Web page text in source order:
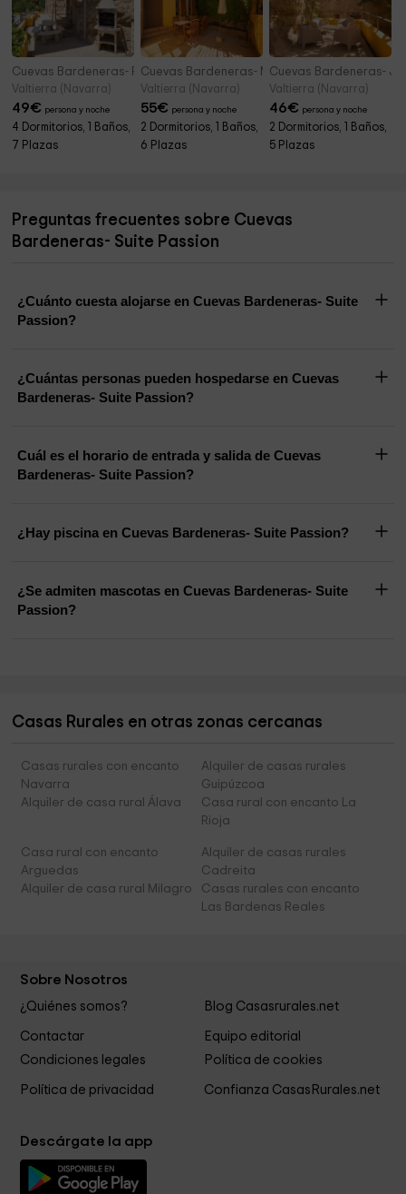
Cuevas Bardeneras- Premium Palomar
Valtierra (Navarra)
49€ persona y noche
4 Dormitorios, 1 Baños,
7 Plazas
Cuevas Bardeneras- Mochuelo Familiar
Valtierra (Navarra)
55€ persona y noche
2 Dormitorios, 1 Baños,
6 Plazas
Cuevas Bardeneras-
Valtierra (Navarra)
46€ persona y noche
2 Dormitorios, 1 Baños,
5 Plazas
Preguntas frecuentes sobre Cuevas
Bardeneras- Suite Passion
¿Cuánto cuesta alojarse en Cuevas Bardeneras- Suite
Passion?
¿Cuántas personas pueden hospedarse en Cuevas
Bardeneras- Suite Passion?
Cuál es el horario de entrada y salida de Cuevas
Bardeneras- Suite Passion?
¿Hay piscina en Cuevas Bardeneras- Suite Passion?
¿Se admiten mascotas en Cuevas Bardeneras- Suite
Passion?
Casas Rurales en otras zonas cercanas
Casas rurales con encanto
Navarra
Alquiler de casas rurales
Guipúzcoa
Alquiler de casa rural Álava
Casa rural con encanto La
Rioja
Casa rural con encanto
Arguedas
Alquiler de casas rurales
Cadreita
Alquiler de casa rural Milagro
Casas rurales con encanto
Las Bardenas Reales
Sobre Nosotros
¿Quiénes somos? Blog Casasrurales.net
Contactar
Equipo editorial
Condiciones legales
Política de cookies
Política de privacidad Confianza CasasRurales.net
Descárgate la app